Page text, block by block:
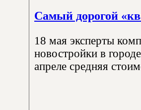
Самый дорогой
18 мая эксперты
новостройки в
апреле средняя